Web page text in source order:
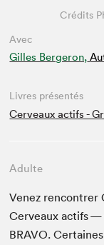
Avec
Gilles Bergeron,
Crédits
Livres présentés
Cerveaux actifs -
Adulte
Venez ren­con­tr­er
Cerveaux act­ifs —
BRA­VO.